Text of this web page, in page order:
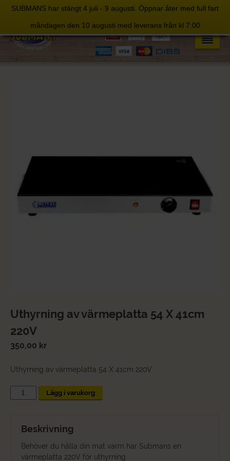
SUBMANS har stängt 4 juli - 9 augusti. Öppnar åter med full fart
måndagen den 10 augusti med leverans från kl 7:00
to
content
Uthyrning av värmeplatta 54 X 41cm
220V
350,00 kr
Uthyrning av värmeplatta 54 X 41cm 220V
Uthyrning
av
41cm
220V
Lägg i varukorg
Beskrivning
Behöver du hålla din mat varm har Submans en
värmeplatta 220V för uthyrning.